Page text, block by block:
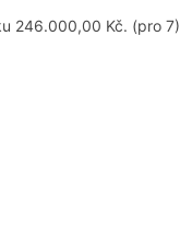
246.000,00 Kč. (pro 7)